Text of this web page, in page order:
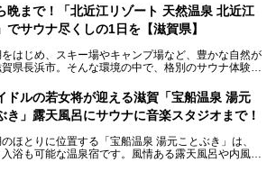
、県内には世界遺産の比叡山延暦寺、天守が国宝に
ている彦根城、国の特別史跡の安土城跡など、多数
があります。
の雄大な景色を眺めながら入れる施設もありますよ。
晩まで！「北近江リゾート 天然温泉 北近江
でサウナ尽くしの1日を【滋賀県】
をはじめ、スキー場やキャンプ場など、豊かな自然が
県長浜市。そんな環境の中で、格別のサウナ体験を
「北近江リゾート 天然温泉 北近江の湯」で朝から
楽しめる過ごし方をご紹介！ サウナ設備やサウナド
しですよ。
ドルの若女将が迎える滋賀「宝船温泉 湯元
き」露天風呂にサウナに音楽スタジオまで！
ほとりに位置する「宝船温泉 湯元ことぶき」は、
入浴も可能な温泉宿です。風情ある露天風呂や内風